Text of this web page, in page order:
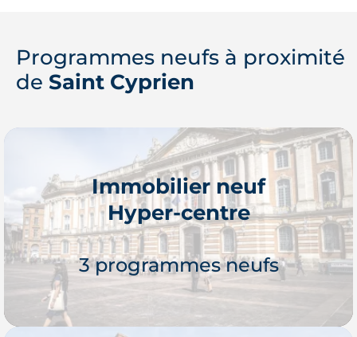
Programmes neufs à proximité
de Saint Cyprien
Immobilier neuf
Hyper-centre
3 programmes neufs